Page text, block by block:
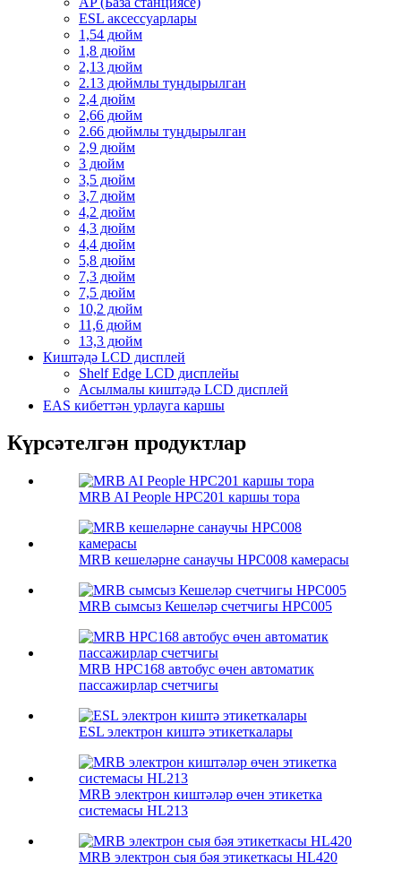
ESL аксессуарлары
1,54 дюйм
1,8 дюйм
2,13 дюйм
2.13 дюймлы туңдырылган
2,4 дюйм
2,66 дюйм
2.66 дюймлы туңдырылган
2,9 дюйм
3 дюйм
3,5 дюйм
3,7 дюйм
4,2 дюйм
4,3 дюйм
4,4 дюйм
5,8 дюйм
7,3 дюйм
7,5 дюйм
10,2 дюйм
11,6 дюйм
13,3 дюйм
Киштәдә LCD дисплей
Shelf Edge LCD дисплейы
Асылмалы киштәдә LCD дисплей
EAS кибеттән урлауга каршы
Күрсәтелгән продуктлар
MRB AI People HPC201 каршы тора
MRB кешеләрне санаучы HPC008 камерасы
MRB сымсыз Кешеләр счетчигы HPC005
MRB HPC168 автобус өчен автоматик
пассажирлар счетчигы
ESL электрон киштә этикеткалары
MRB электрон киштәләр өчен этикетка
системасы HL213
MRB электрон сыя бәя этикеткасы HL420